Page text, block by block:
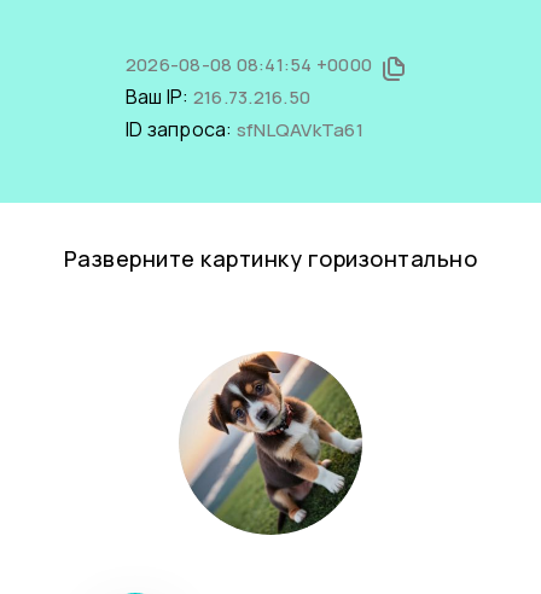
2026-08-08 08:41:54 +0000
Ваш IP: 216.73.216.50
ID запроса: sfNLQAVkTa61
Разверните картинку горизонтально